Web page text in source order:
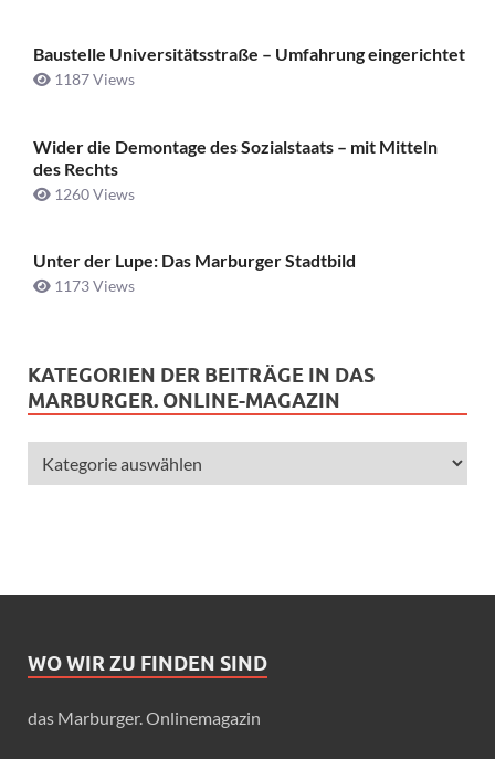
Baustelle Universitätsstraße ­– Umfahrung eingerichtet
1187 Views
Wider die Demontage des Sozialstaats – mit Mitteln
des Rechts
1260 Views
Unter der Lupe: Das Marburger Stadtbild
1173 Views
KATEGORIEN DER BEITRÄGE IN DAS
MARBURGER. ONLINE-MAGAZIN
WO WIR ZU FINDEN SIND
das Marburger. Onlinemagazin